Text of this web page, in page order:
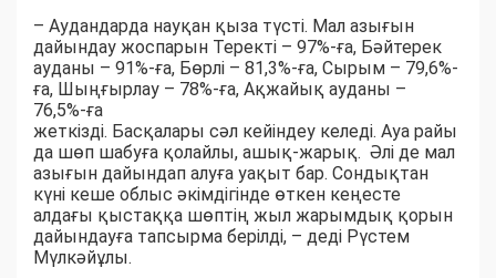
– Аудандарда науқан қыза түсті. Мал азығын
дайындау жоспарын Теректі – 97%-ға, Бәйтерек
ауданы – 91%-ға, Бөрлі – 81,3%-ға, Сырым – 79,6%-
ға, Шыңғырлау – 78%-ға, Ақжайық ауданы –
76,5%-ға
жеткізді. Басқалары сәл кейіндеу келеді. Ауа райы
да шөп шабуға қолайлы, ашық-жарық. Әлі де мал
азығын дайындап алуға уақыт бар. Сондықтан
күні кеше облыс әкімдігінде өткен кеңесте
алдағы қыстаққа шөптің жыл жарымдық қорын
дайындауға тапсырма берілді, – деді Рүстем
Мүлкәйұлы.